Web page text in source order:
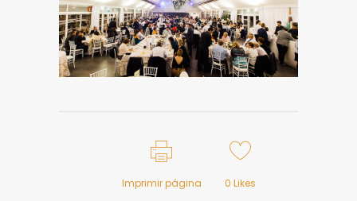
Imprimir página 0 Likes